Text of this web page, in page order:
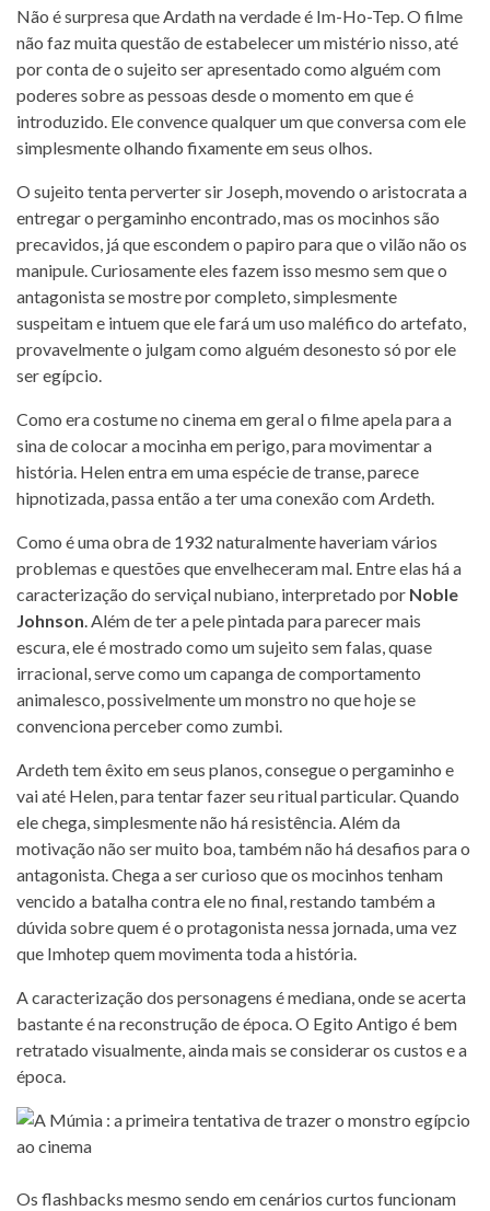
Não é surpresa que Ardath na verdade é Im-Ho-Tep. O filme
não faz muita questão de estabelecer um mistério nisso, até
por conta de o sujeito ser apresentado como alguém com
poderes sobre as pessoas desde o momento em que é
introduzido. Ele convence qualquer um que conversa com ele
simplesmente olhando fixamente em seus olhos.
O sujeito tenta perverter sir Joseph, movendo o aristocrata a
entregar o pergaminho encontrado, mas os mocinhos são
precavidos, já que escondem o papiro para que o vilão não os
manipule. Curiosamente eles fazem isso mesmo sem que o
antagonista se mostre por completo, simplesmente
suspeitam e intuem que ele fará um uso maléfico do artefato,
provavelmente o julgam como alguém desonesto só por ele
ser egípcio.
Como era costume no cinema em geral o filme apela para a
sina de colocar a mocinha em perigo, para movimentar a
história. Helen entra em uma espécie de transe, parece
hipnotizada, passa então a ter uma conexão com Ardeth.
Como é uma obra de 1932 naturalmente haveriam vários
problemas e questões que envelheceram mal. Entre elas há a
caracterização do serviçal nubiano, interpretado por Noble
Johnson. Além de ter a pele pintada para parecer mais
escura, ele é mostrado como um sujeito sem falas, quase
irracional, serve como um capanga de comportamento
animalesco, possivelmente um monstro no que hoje se
convenciona perceber como zumbi.
Ardeth tem êxito em seus planos, consegue o pergaminho e
vai até Helen, para tentar fazer seu ritual particular. Quando
ele chega, simplesmente não há resistência. Além da
motivação não ser muito boa, também não há desafios para o
antagonista. Chega a ser curioso que os mocinhos tenham
vencido a batalha contra ele no final, restando também a
dúvida sobre quem é o protagonista nessa jornada, uma vez
que Imhotep quem movimenta toda a história.
A caracterização dos personagens é mediana, onde se acerta
bastante é na reconstrução de época. O Egito Antigo é bem
retratado visualmente, ainda mais se considerar os custos e a
época.
Os flashbacks mesmo sendo em cenários curtos funcionam